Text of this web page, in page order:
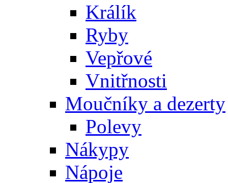
Králík
Ryby
Vepřové
Vnitřnosti
Moučníky a dezerty
Polevy
Nákypy
Nápoje